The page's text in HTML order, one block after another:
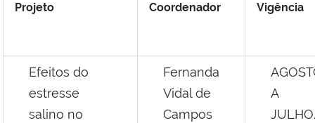
Projeto Coordenador
Efeitos do
estresse
salino no
Fernanda
Vidal de
Campos
A